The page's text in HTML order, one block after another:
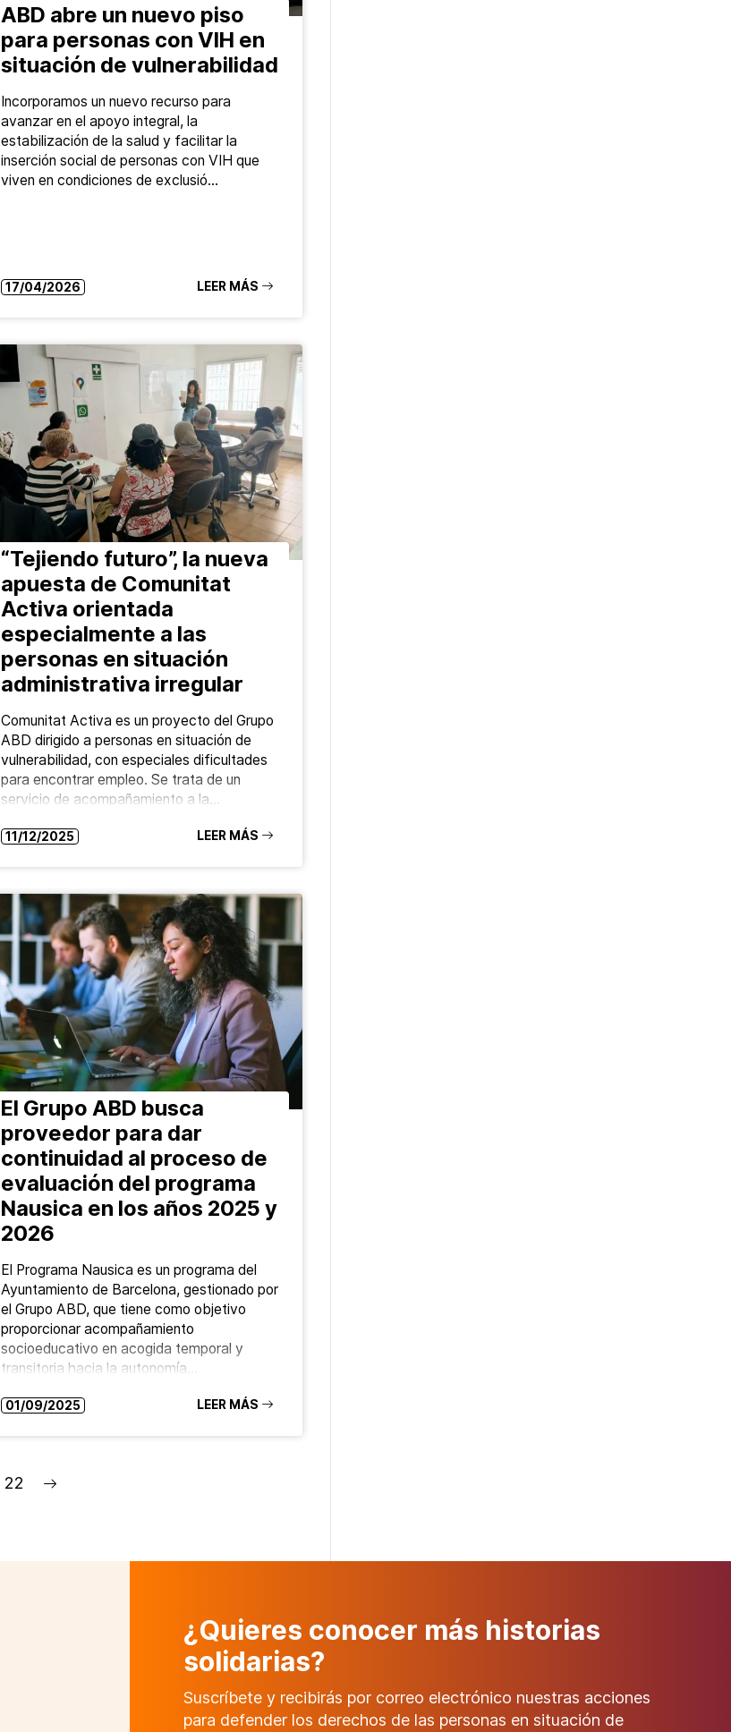
ABD abre un nuevo piso
para personas con VIH en
situación de vulnerabilidad
Incorporamos un nuevo recurso para
avanzar en el apoyo integral, la
estabilización de la salud y facilitar la
inserción social de personas con VIH que
viven en condiciones de exclusió…
17/04/2026 LEER MÁS
“Tejiendo futuro”, la nueva
apuesta de Comunitat
Activa orientada
especialmente a las
personas en situación
administrativa irregular
Comunitat Activa es un proyecto del Grupo
ABD dirigido a personas en situación de
vulnerabilidad, con especiales dificultades
para encontrar empleo. Se trata de un
servicio de acompañamiento a la…
11/12/2025 LEER MÁS
El Grupo ABD busca
proveedor para dar
continuidad al proceso de
evaluación del programa
Nausica en los años 2025 y
2026
El Programa Nausica es un programa del
Ayuntamiento de Barcelona, gestionado por
el Grupo ABD, que tiene como objetivo
proporcionar acompañamiento
socioeducativo en acogida temporal y
transitoria hacia la autonomía…
01/09/2025 LEER MÁS
22
¿Quieres conocer más historias
solidarias?
Suscríbete y recibirás por correo electrónico nuestras acciones
para defender los derechos de las personas en situación de